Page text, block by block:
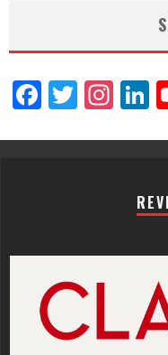
Facebook